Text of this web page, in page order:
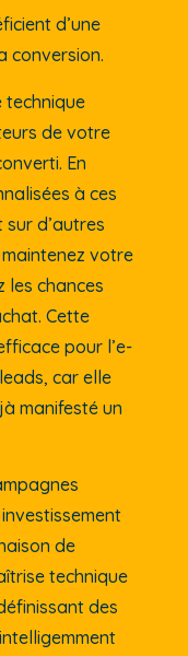
d’une
conversion.
technique
de votre
En
à ces
d’autres
votre
les chances
Cette
pour l’e-
car elle
manifesté un
de
technique
des